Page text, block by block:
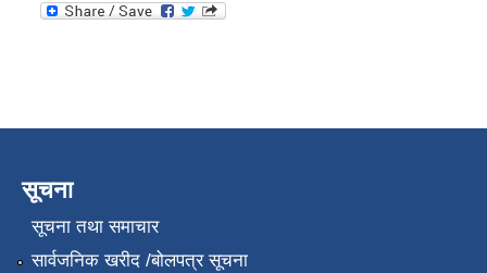
सूचना
सूचना तथा समाचार
सार्वजनिक खरीद /बोलपत्र सूचना